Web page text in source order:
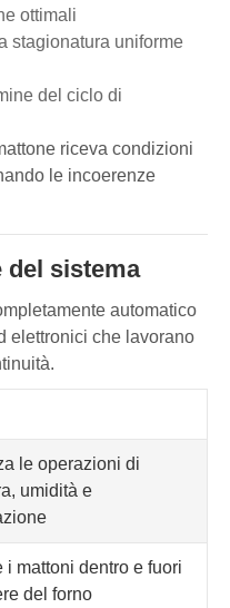
ottimali
stagionatura uniforme
del ciclo di
riceva condizioni
le incoerenze
del sistema
automatico
elettronici che lavorano
le operazioni di
umidità e
i mattoni dentro e fuori
del forno